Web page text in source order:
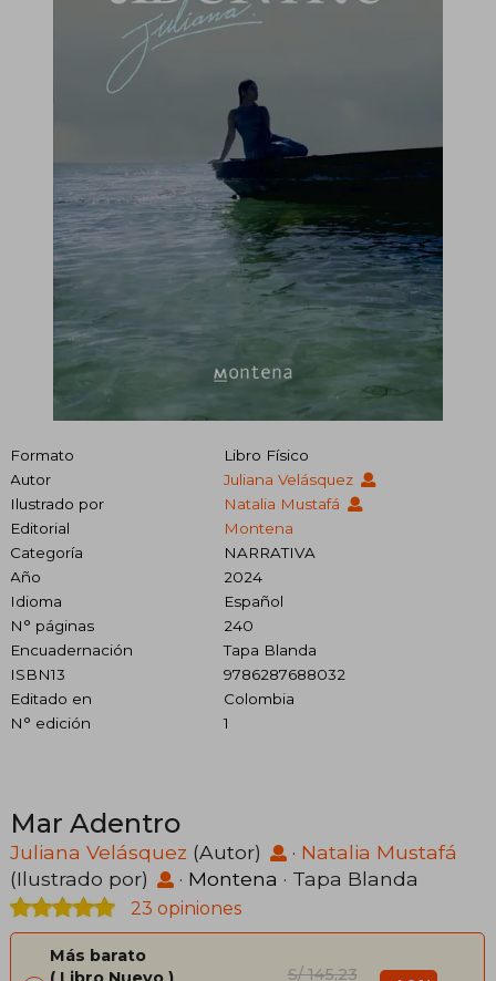
Formato
Libro Físico
Autor
Juliana Velásquez
Ilustrado por
Natalia Mustafá
Editorial
Montena
Categoría
NARRATIVA
Año
2024
Idioma
Español
N° páginas
240
Encuadernación
Tapa Blanda
ISBN13
9786287688032
Editado en
Colombia
N° edición
1
Mar Adentro
Juliana Velásquez (Autor) · Natalia Mustafá
(Ilustrado por)
· Montena · Tapa Blanda
23 opiniones
Más barato
S/ 145,23